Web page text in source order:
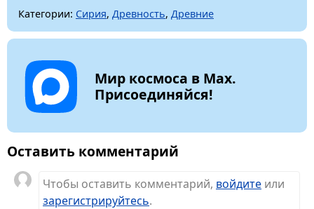
Категории: Сирия, Древность, Древние
Мир космоса в Max.
Присоединяйся!
Оставить комментарий
Чтобы оставить комментарий, войдите или
зарегистрируйтесь.